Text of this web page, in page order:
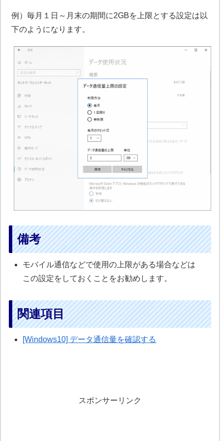
例）毎月１日～月末の期間に2GBを上限とする設定は以
下のようになります。
備考
モバイル通信などで使用の上限がある場合などは
この設定をしておくことをお勧めします。
関連項目
[Windows10] データ通信量を確認する
スポンサーリンク